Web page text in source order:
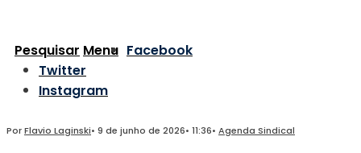
Pesquisar Menu Facebook
Twitter
Instagram
PorFlavio Laginski• 9 de junho de 2026• 11:36• Agenda Sindical